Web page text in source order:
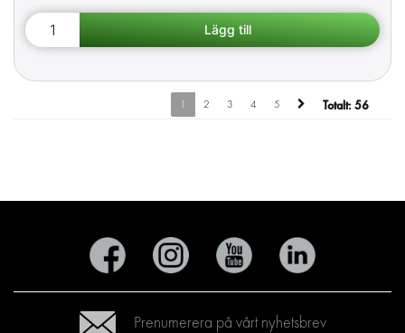
1 2 3 4 5 Totalt: 56
Prenumerera på vårt nyhetsbrev